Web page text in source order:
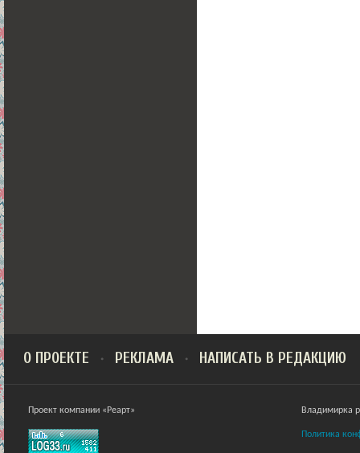
О ПРОЕКТЕ РЕКЛАМА НАПИСАТЬ В РЕДАКЦИЮ
Проект компании «Реарт» Владимирка
Политика